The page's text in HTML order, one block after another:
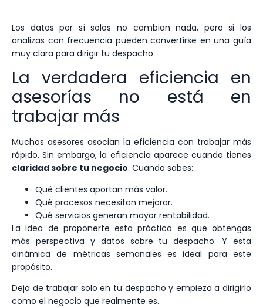
Los datos por sí solos no cambian nada, pero si los
analizas con frecuencia pueden convertirse en una guía
muy clara para dirigir tu despacho.
La verdadera eficiencia en
asesorías no está en
trabajar más
Muchos asesores asocian la eficiencia con trabajar más
rápido. Sin embargo, la eficiencia aparece cuando tienes
claridad sobre tu negocio. Cuando sabes:
Qué clientes aportan más valor.
Qué procesos necesitan mejorar.
Qué servicios generan mayor rentabilidad.
La idea de proponerte esta práctica es que obtengas
más perspectiva y datos sobre tu despacho. Y esta
dinámica de métricas semanales es ideal para este
propósito.
Deja de trabajar solo en tu despacho y empieza a dirigirlo
como el negocio que realmente es.